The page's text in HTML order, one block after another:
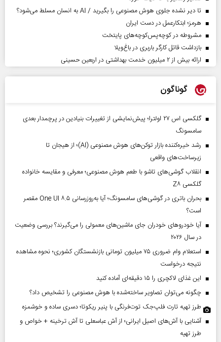
تا دیر نشده جلوی هوش مصنوعی را بگیرید / AI به انسان مسلط می‌شود؟
هرمز؛ ابتکارعمل در دست ایران
مشروطه در کوچه‌پس‌کوچه‌های پایتخت
بازداشت قاتل کارگر باربری در باغ‌ویلا
ارائه بیش از ۲ میلیون خدمت بهداشتی در اربعین حسینی
گوناگون
گلکسی اس ۲۷ اولترا؛ پیش‌نمایشی از تغییرات بنیادین در پرچمدار بعدی
سامسونگ
رشد خیره‌کننده بازار توکن‌های هوش مصنوعی (AI)؛ از هیجان تا
زیرساخت‌های واقعی
انقلاب گوشی‌های تاشو‌ با طعم هوش مصنوعی؛ معرفی و مقایسه خانواده
گلکسی Z۸
بحران باتری در گوشی‌های سامسونگ؛ آیا به‌روزرسانی One UI ۸.۵ مقصر
است؟
آیا خودروهای خودران جای ماشین‌های معمولی را می‌گیرند؟ بررسی وضعیت
در سال ۲۰۲۶
استعلام وام ضروری ۷۵ میلیون تومانی بازنشستگان کشوری؛ نحوه مشاهده
نتیجه درخواست
این غذای لاکچری را ۱۵ دقیقه‌ای آماده کنید
چگونه می‌توان تصاویر ساخته‌شده با هوش مصنوعی را تشخیص داد؟
طرز تهیه تارت فلپ‌جک توت‌فرنگی با پنیر ریکوتا؛ دسری ساده و خوشمزه
آشنایی با آش‌های اصیل ایرانی؛ از آش عباسعلی تا آش ترخینه + خواص و
طرز تهیه